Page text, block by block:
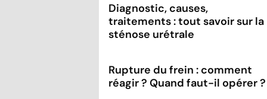
Diagnostic, causes,
traitements : tout savoir sur la
sténose urétrale
Rupture du frein : comment
réagir ? Quand faut-il opérer ?